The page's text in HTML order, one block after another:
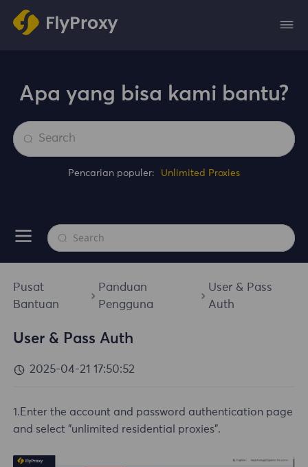
Apa yang bisa kami bantu?
Pencarian populer: Unlimited Proxies
Pusat
Bantuan
Panduan
Pengguna
User & Pass
Auth
User & Pass Auth
2025-04-21 17:50:52
1.Enter the account and password authentication page
and select "unlimited residential proxies".